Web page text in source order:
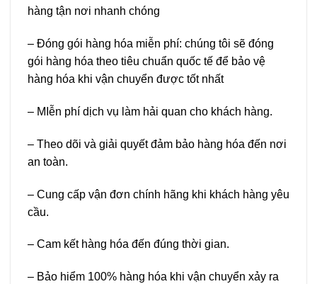
hàng tận nơi nhanh chóng
– Đóng gói hàng hóa miễn phí: chúng tôi sẽ đóng
gói hàng hóa theo tiêu chuẩn quốc tế để bảo vệ
hàng hóa khi vận chuyển được tốt nhất
– MIễn phí dịch vụ làm hải quan cho khách hàng.
– Theo dõi và giải quyết đảm bảo hàng hóa đến nơi
an toàn.
– Cung cấp vận đơn chính hãng khi khách hàng yêu
cầu.
– Cam kết hàng hóa đến đúng thời gian.
– Bảo hiểm 100% hàng hóa khi vận chuyển xảy ra